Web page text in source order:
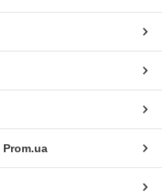
Prom.ua